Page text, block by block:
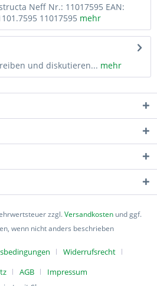
Neff Nr.: 11017595 EAN:
11017595 mehr
und diskutieren... mehr
zzgl.Versandkosten und ggf.
wenn nicht anders beschrieben
Widerrufsrecht
AGB
Impressum